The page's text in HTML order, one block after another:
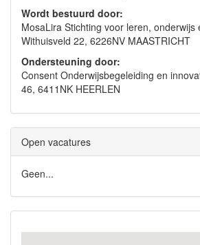
Wordt bestuurd door:
MosaLira Stichting voor leren, onderwijs
Withuisveld 22, 6226NV MAASTRICHT
Ondersteuning door:
Consent Onderwijsbegeleiding en
46, 6411NK HEERLEN
Open vacatures
Geen...